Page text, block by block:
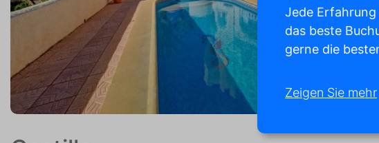
Alle Fotos
Jede
das beste
gerne die
Zeigen Sie mehr
Notwendig: